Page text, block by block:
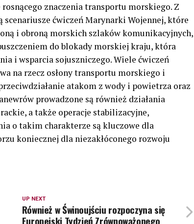
znaczenia transportu morskiego. Z
ćwiczeń Marynarki Wojennej, które
i obroną morskich szlaków komunikacyjnych,
do blokady morskiej kraju, która
i wsparcia sojuszniczego. Wiele ćwiczeń
na rzecz osłony transportu morskiego i
atakom z wody i powietrza oraz
prowadzone są również działania
a także operacje stabilizacyjne,
o takim charakterze są kluczowe dla
koniecznej dla niezakłóconego rozwoju
UP NEXT
Również w Świnoujściu rozpoczyna się
Europejski Tydzień Zrównoważonego